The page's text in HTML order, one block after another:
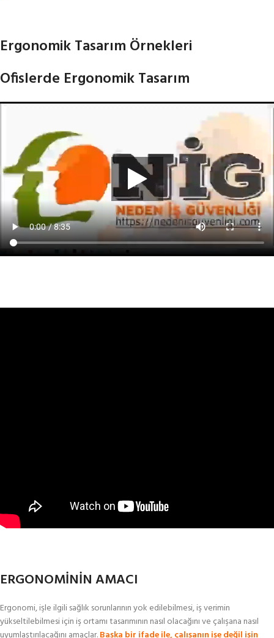
Ergonomik Tasarım Örnekleri
Ofislerde Ergonomik Tasarım
Ofislerde Ergonomik Tasarımlar
ERGONOMİNİN AMACI
Ergonomi, işle ilgili sağlık sorunlarının yok edilebilmesi, iş verimin
yükseltilebilmesi için iş ortamı tasarımının nasıl olacağını ve çalışana nasıl